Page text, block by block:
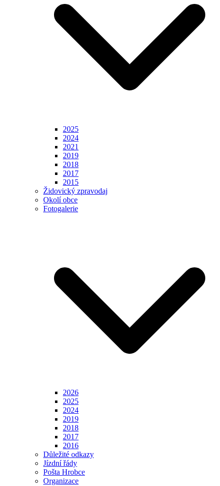
2025
2024
2021
2019
2018
2017
2015
Židovický zpravodaj
Okolí obce
Fotogalerie
2026
2025
2024
2019
2018
2017
2016
Důležité odkazy
Jízdní řády
Pošta Hrobce
Organizace